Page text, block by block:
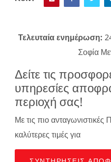
Τελευταία ενημέρωση:
Σοφία
Δείτε τις
υπηρεσίες
περιοχή σας!
Με τις πιο ανταγωνιστικές
καλύτερες τιμές για